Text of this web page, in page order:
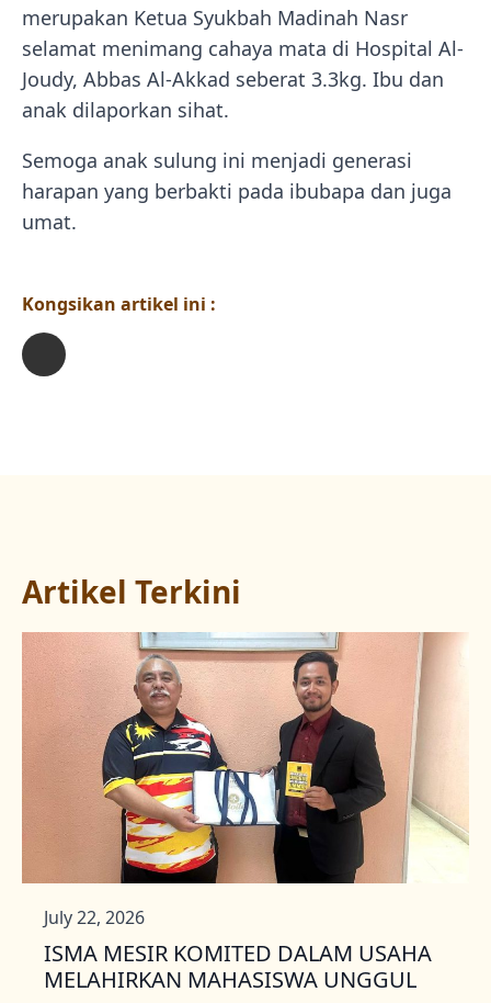
merupakan Ketua Syukbah Madinah Nasr
selamat menimang cahaya mata di Hospital Al-
Joudy, Abbas Al-Akkad seberat 3.3kg. Ibu dan
anak dilaporkan sihat.
Semoga anak sulung ini menjadi generasi
harapan yang berbakti pada ibubapa dan juga
umat.
Kongsikan artikel ini :
Artikel Terkini
ISMA MESIR KOMITED DALAM USAHA
MELAHIRKAN MAHASISWA UNGGUL
July 22, 2026